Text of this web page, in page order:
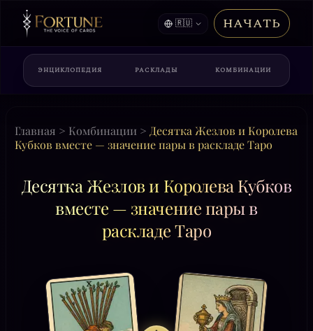
🇷🇺 НАЧАТЬ
ЭНЦИКЛОПЕДИЯ РАСКЛАДЫ КОМБИНАЦИИ
Главная > Комбинации > Десятка Жезлов и Королева
Кубков вместе — значение пары в раскладе Таро
Десятка Жезлов и Королева Кубков
вместе — значение пары в
раскладе Таро